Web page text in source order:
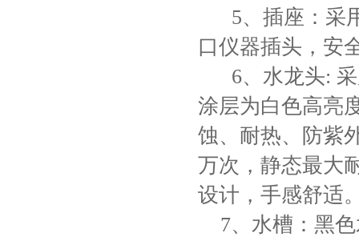
5、插座：采用
口仪器插头，安
6、水龙头: 采
涂层为白色高亮
蚀、耐热、防紫
万次，静态最大
设计，手感舒适
7、水槽： 黑